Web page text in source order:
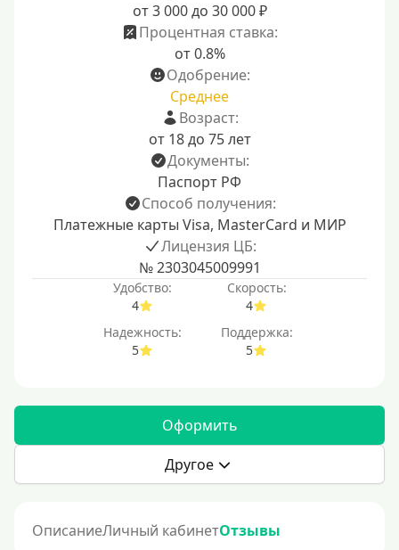
от 3 000 до 30 000 ₽
Процентная ставка:
от 0.8%
Одобрение:
Среднее
Возраст:
от 18 до 75 лет
Документы:
Паспорт РФ
Способ получения:
Платежные карты Visa, MasterCard и МИР
Лицензия ЦБ:
№ 2303045009991
Удобство:
4
Скорость:
4
Надежность:
5
Поддержка:
5
Оформить
Другое
ОписаниеЛичный кабинетОтзывы